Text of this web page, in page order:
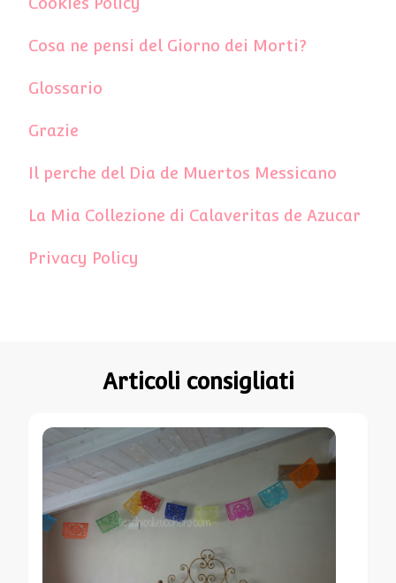
Cosa ne pensi del Giorno dei Morti?
Glossario
Grazie
Il perche del Dia de Muertos Messicano
La Mia Collezione di Calaveritas de Azucar
Privacy Policy
Articoli consigliati